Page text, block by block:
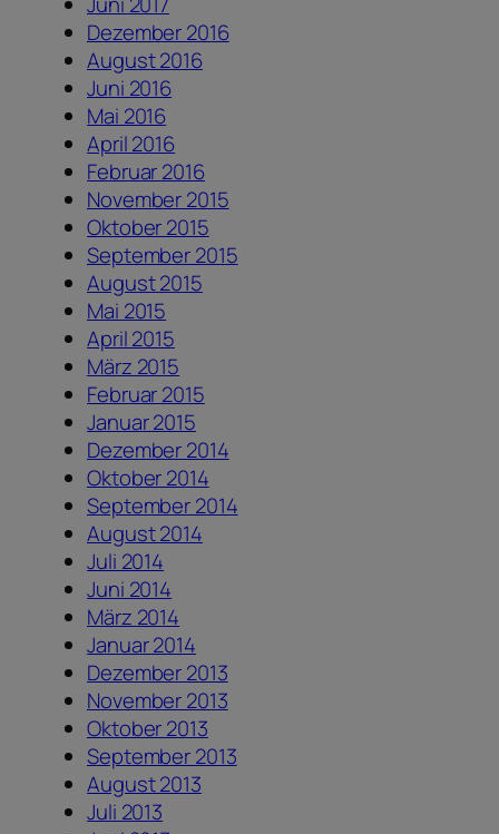
Dezember 2016
August 2016
Juni 2016
Mai 2016
April 2016
Februar 2016
November 2015
Oktober 2015
September 2015
August 2015
Mai 2015
April 2015
März 2015
Februar 2015
Januar 2015
Dezember 2014
Oktober 2014
September 2014
August 2014
Juli 2014
Juni 2014
März 2014
Januar 2014
Dezember 2013
November 2013
Oktober 2013
September 2013
August 2013
Juli 2013